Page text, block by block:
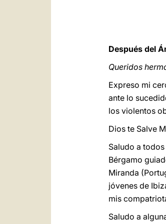
Después del
Queridos
Expreso mi
ante lo
los violentos
Dios te Salve
Saludo a
Bérgamo
Miranda
jóvenes de
mis
Saludo a